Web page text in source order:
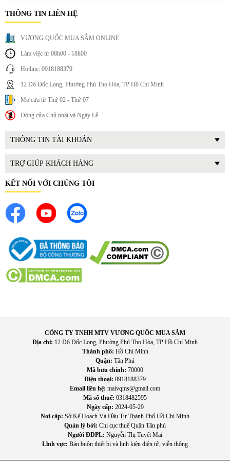
cho thuyết trình, giảng dạy, Livestream cơ bản
chỉ cần kết nối đơn giản là có thể sử dụng ngay.
Linh hoạt trong di chuyển: Thiết kế gọn nhẹ giúp bạn mang
1. Các bước cơ bản
Lắp pin cho micro
Kết nối đầu thu với thiết bị âm thanh
Bật nguồn và kiểm tra tín hiệu
Điều chỉnh âm thanh theo nhu cầu
Không để micro hướng trực tiếp vào loa để tránh hú
Điều chỉnh âm lượng vừa phải
Thử nhiều kênh nếu có hiện tượng nhiễu
THÔNG TIN LIÊN HỆ
VƯƠNG QUỐC MUA SẮM ONLINE
Làm việc từ 08h00 - 18h00
Hotline: 0918188379
12 Đô Đốc Long, Phường Phú Thọ Hòa, TP Hồ Chí Minh
Mở cửa từ Thứ 02 - Thứ 07
Đóng cửa Chủ nhật và Ngày Lễ
THÔNG TIN TÀI KHOẢN
TRỢ GIÚP KHÁCH HÀNG
KẾT NỐI VỚI CHÚNG TÔI
CÔNG TY TNHH MTV VƯƠNG QUỐC MUA SẮM
Địa chỉ: 12 Đô Đốc Long, Phường Phú Thọ Hòa, TP Hồ Chí Minh
Thành phố: Hồ Chí Minh
Quận: Tân Phú
Mã bưu chính: 70000
Điện thoại: 0918188379
Email liên hệ: maivqms@gmail.com
Mã số thuế: 0318482595
Ngày cấp: 2024-05-29
Nơi cấp: Sở Kế Hoạch Và Đầu Tư Thành Phố Hồ Chí Minh
Quản lý bởi: Chi cục thuế Quận Tân phú
Người ĐDPL: Nguyễn Thị Tuyết Mai
Lĩnh vực: Bán buôn thiết bị và linh kiện điện tử, viễn thông